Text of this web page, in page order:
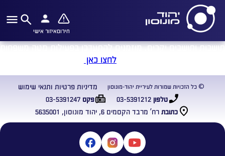
חירוםאיזור אישי
תושבות ותושבים יקרים. מוזמנים להתעדכן בפעילות מטה משפחות
לחצו כאן
כתובת רח’ מרבד הקסמים 6, יהוד מונוסון, 5635001
טלפון03-5391212 פקס03-5391247
© כל הזכויות שמורות לעיריית יהוד-מונוסון מדיניות פרטיות ותנאי שימוש